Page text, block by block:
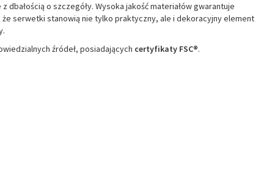
o szczegóły. Wysoka jakość materiałów gwarantuje
serwetki stanowią nie tylko praktyczny, ale i dekoracyjny element
źródeł, posiadających certyfikaty FSC®.